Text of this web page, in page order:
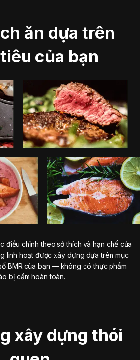
ăn dựa trên
của bạn
điều chỉnh theo sở thích và hạn chế của
linh hoạt được xây dựng dựa trên mục
BMR của bạn — không có thực phẩm
bị cấm hoàn toàn.
xây dựng thói